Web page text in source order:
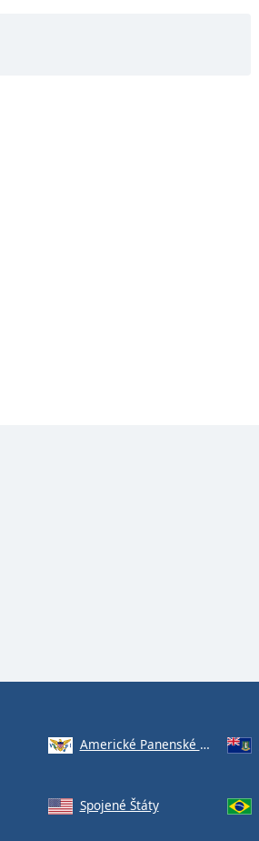
Americké Panenské ostrovy
Spojené Štáty